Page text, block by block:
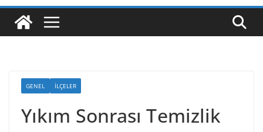
GENEL İLÇELER
Yıkım Sonrası Temizlik